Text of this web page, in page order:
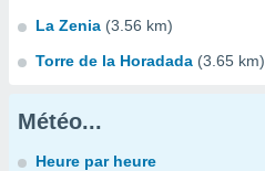
La Zenia (3.56 km)
Torre de la Horadada (3.65 km)
Météo...
Heure par heure